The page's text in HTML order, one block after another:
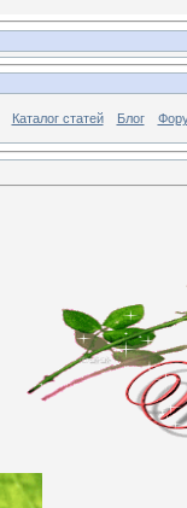
Каталог статей Блог